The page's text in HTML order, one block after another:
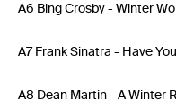
A6 Bing Crosby - Winter
A7 Frank Sinatra - Have
A8 Dean Martin - A Winter